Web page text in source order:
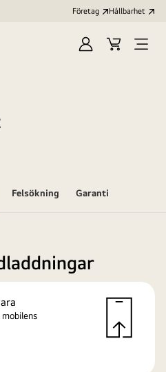
Företag Hållbarhet
LoggaKundvagn
Felsökning Garanti